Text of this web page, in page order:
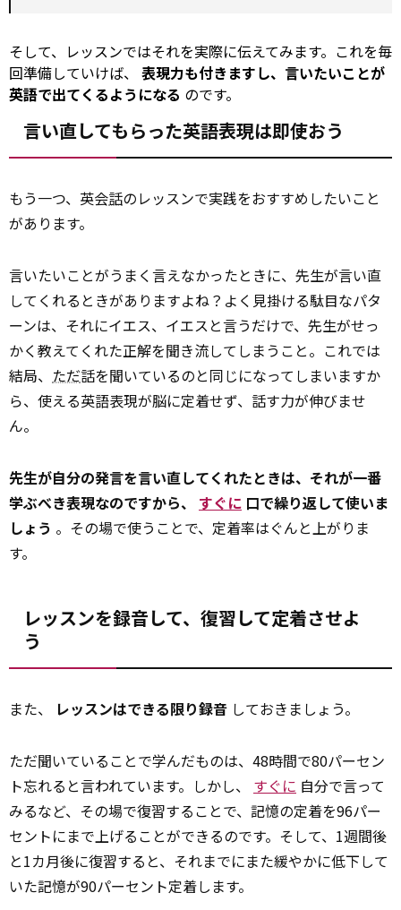
そして、レッスンではそれを実際に伝えてみます。これを毎
回準備していけば、 表現力も付きますし、言いたいことが
英語で出てくるようになる のです。
言い直してもらった英語表現は即使おう
もう一つ、英会話のレッスンで実践をおすすめしたいこと
があります。
言いたいことがうまく言えなかったときに、先生が言い直
してくれるときがありますよね？よく見掛ける駄目なパタ
ーンは、それにイエス、イエスと言うだけで、先生がせっ
かく教えてくれた正解を聞き流してしまうこと。これでは
結局、 ただ話を聞いているのと同じになってしまいますか
ら、使える英語表現が脳に定着せず、話す力が伸びませ
ん。
先生が自分の発言を言い直してくれたときは、それが一番
学ぶべき表現なのですから、 すぐに 口で繰り返して使いま
しょう 。その場で使うことで、定着率はぐんと上がりま
す。
レッスンを録音して、復習して定着させよ
う
また、 レッスンはできる限り録音 しておきましょう。
ただ聞いていることで学んだものは、48時間で80パーセン
ト忘れると言われています。しかし、 すぐに 自分で言って
みるなど、その場で復習することで、記憶の定着を96パー
セントにまで上げることができるのです。そして、1週間後
と1カ月後に復習すると、それまでにまた緩やかに低下して
いた記憶が90パーセント定着します。